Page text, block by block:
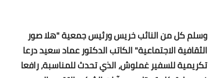
وسلم كل من النائب خريس ورئيس جمعية "هلا صور
الثقافية الاجتماعية" الكاتب الدكتور عماد سعيد درعا
تكريمية للسفير غملوش، الذي تحدث للمناسبة، رافعا